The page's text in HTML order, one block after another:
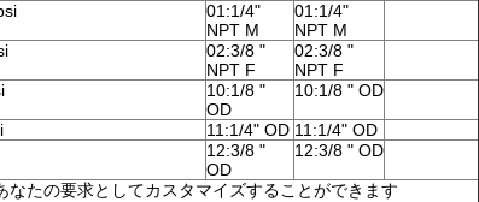
01:1/4"
NPT M
01:1/4"
NPT M
02:3/8 "
NPT F
02:3/8 "
NPT F
10:1/8 "
OD
10:1/8 " OD
11:1/4" OD 11:1/4" OD
12:3/8 "
OD
12:3/8 " OD
たの要求としてカスタマイズすることができます